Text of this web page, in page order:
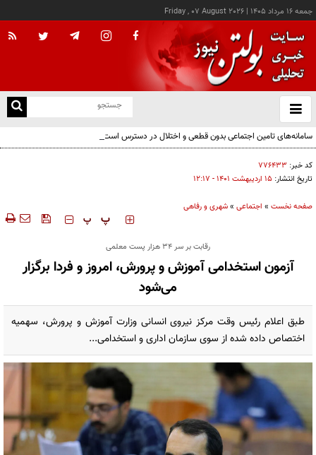
جمعه ۱۶ مرداد ۱۴۰۵ |
Friday , 07 August 2026
باز
و
سامانه‌های تامین اجتماعی بدون قطعی و اختلال در دسترس است
کد خبر: ۷۷۶۴۳۳
تاریخ انتشار: ۱۵ ارديبهشت ۱۴۰۱ - ۱۲:۱۷
صفحه نخست » اجتماعی »شهری و رفاهی
‍‍‍ پ پ
رقابت بر سر ۳۴ هزار پست معلمی
آزمون استخدامی آموزش و پرورش، امروز و فردا برگزار
می‌شود
طبق اعلام رئیس وقت مرکز نیروی انسانی وزارت آموزش و پرورش، سهمیه
اختصاص داده شده از سوی سازمان اداری و استخدامی...